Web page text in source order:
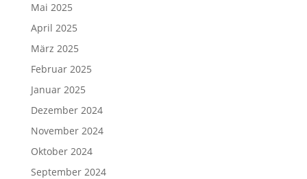
Mai 2025
April 2025
März 2025
Februar 2025
Januar 2025
Dezember 2024
November 2024
Oktober 2024
September 2024